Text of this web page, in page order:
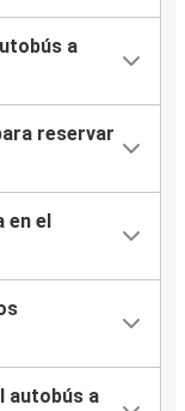
a
reservar
en el
autobús a